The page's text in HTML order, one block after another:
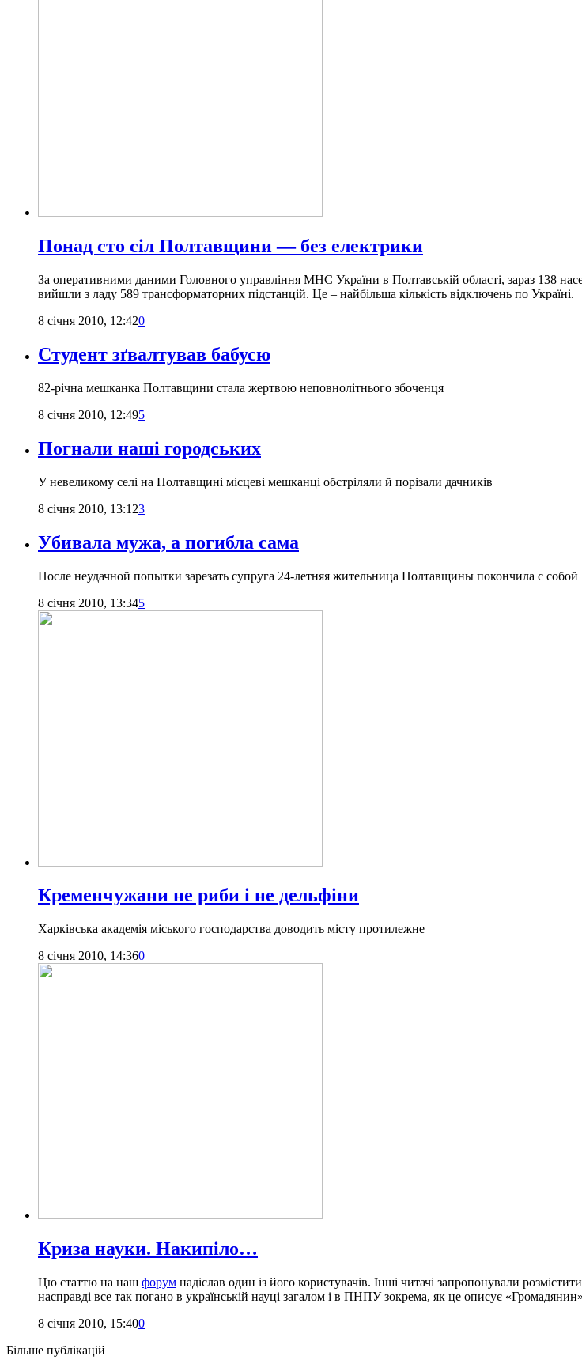
Понад сто сіл Полтавщини — без електрики
За оперативними даними Головного управління МНС України в Полтавській області, зараз 138
вийшли з ладу 589 трансформаторних підстанцій. Це – найбільша кількість відключень по Україні.
8 січня 2010, 12:420
Студент зґвалтував бабусю
82-річна мешканка Полтавщини стала жертвою неповнолітнього збоченця
8 січня 2010, 12:495
Погнали наші городських
У невеликому селі на Полтавщині місцеві мешканці обстріляли й порізали дачників
8 січня 2010, 13:123
Убивала мужа, а погибла сама
После неудачной попытки зарезать супруга 24-летняя жительница Полтавщины покончила с собой
8 січня 2010, 13:345
Кременчужани не риби і не дельфіни
Харківська академія міського господарства доводить місту протилежне
8 січня 2010, 14:360
Криза науки. Накипіло…
Цю статтю на наш форум надіслав один із його користувачів. Інші читачі запропонували
насправді все так погано в українській науці загалом і в ПНПУ зокрема, як це описує
8 січня 2010, 15:400
Більше публікацій